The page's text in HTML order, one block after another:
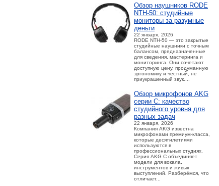
Обзор наушников RODE
NTH-50: студийные
мониторы за разумные
деньги
22 января, 2026
RODE NTH-50 — это закрытые
студийные наушники с точным
балансом, предназначенные
для сведения, мастеринга и
мониторинга. Они сочетают
доступную цену, продуманную
эргономику и честный, не
приукрашенный звук....
Обзор микрофонов AKG
серии C: качество
студийного уровня для
разных задач
22 января, 2026
Компания AKG известна
микрофонами премиум-класса,
которые десятилетиями
используются в
профессиональных студиях.
Серия AKG C объединяет
модели для вокала,
инструментов и живых
выступлений. Разберёмся, что
отличает...